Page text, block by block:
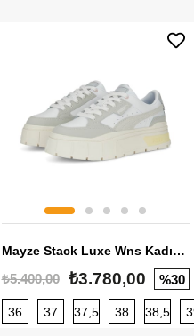
40 40,5 41 42 42,5
Mayze Stack Luxe Wns Kadın Sneaker
₺5.400,00 ₺3.780,00 %30
36 37 37,5 38 38,5